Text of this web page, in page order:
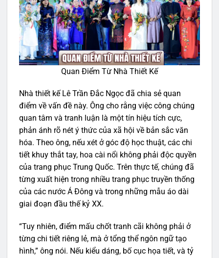
Quan Điểm Từ Nhà Thiết Kế
Nhà thiết kế Lê Trần Đắc Ngọc đã chia sẻ quan
điểm về vấn đề này. Ông cho rằng việc công chúng
quan tâm và tranh luận là một tín hiệu tích cực,
phản ánh rõ nét ý thức của xã hội về bản sắc văn
hóa. Theo ông, nếu xét ở góc độ học thuật, các chi
tiết khuy thắt tay, hoa cài nổi không phải độc quyền
của trang phục Trung Quốc. Trên thực tế, chúng đã
từng xuất hiện trong nhiều trang phục truyền thống
của các nước Á Đông và trong những mẫu áo dài
giai đoạn đầu thế kỷ XX.
“Tuy nhiên, điểm mấu chốt tranh cãi không phải ở
từng chi tiết riêng lẻ, mà ở tổng thể ngôn ngữ tạo
hình,” ông nói. Nếu kiểu dáng, bố cục họa tiết, và tỷ